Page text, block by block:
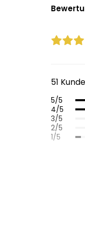
51
5/5
4/5
3/5
2/5
1/5